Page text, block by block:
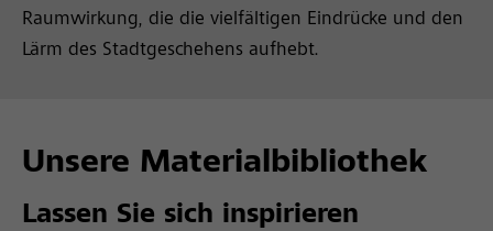
Raumwirkung, die die vielfältigen Eindrücke und den
Lärm des Stadtgeschehens aufhebt.
Unsere Materialbibliothek
Lassen Sie sich inspirieren